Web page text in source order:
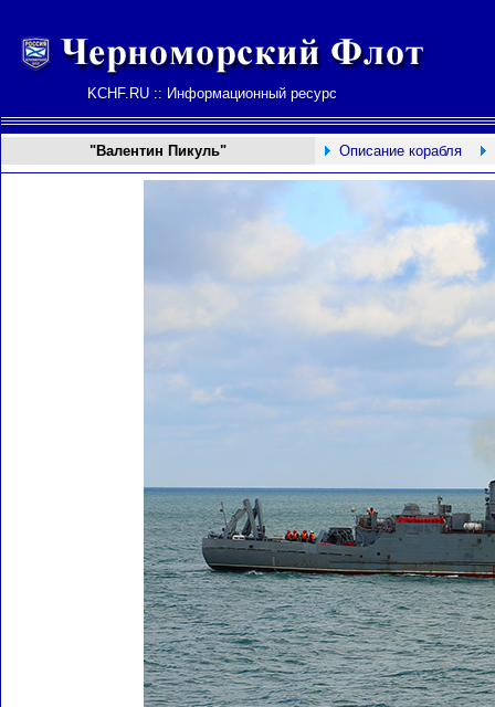
KCHF.RU :: Информационный ресурс
"Валентин Пикуль" Описание корабля